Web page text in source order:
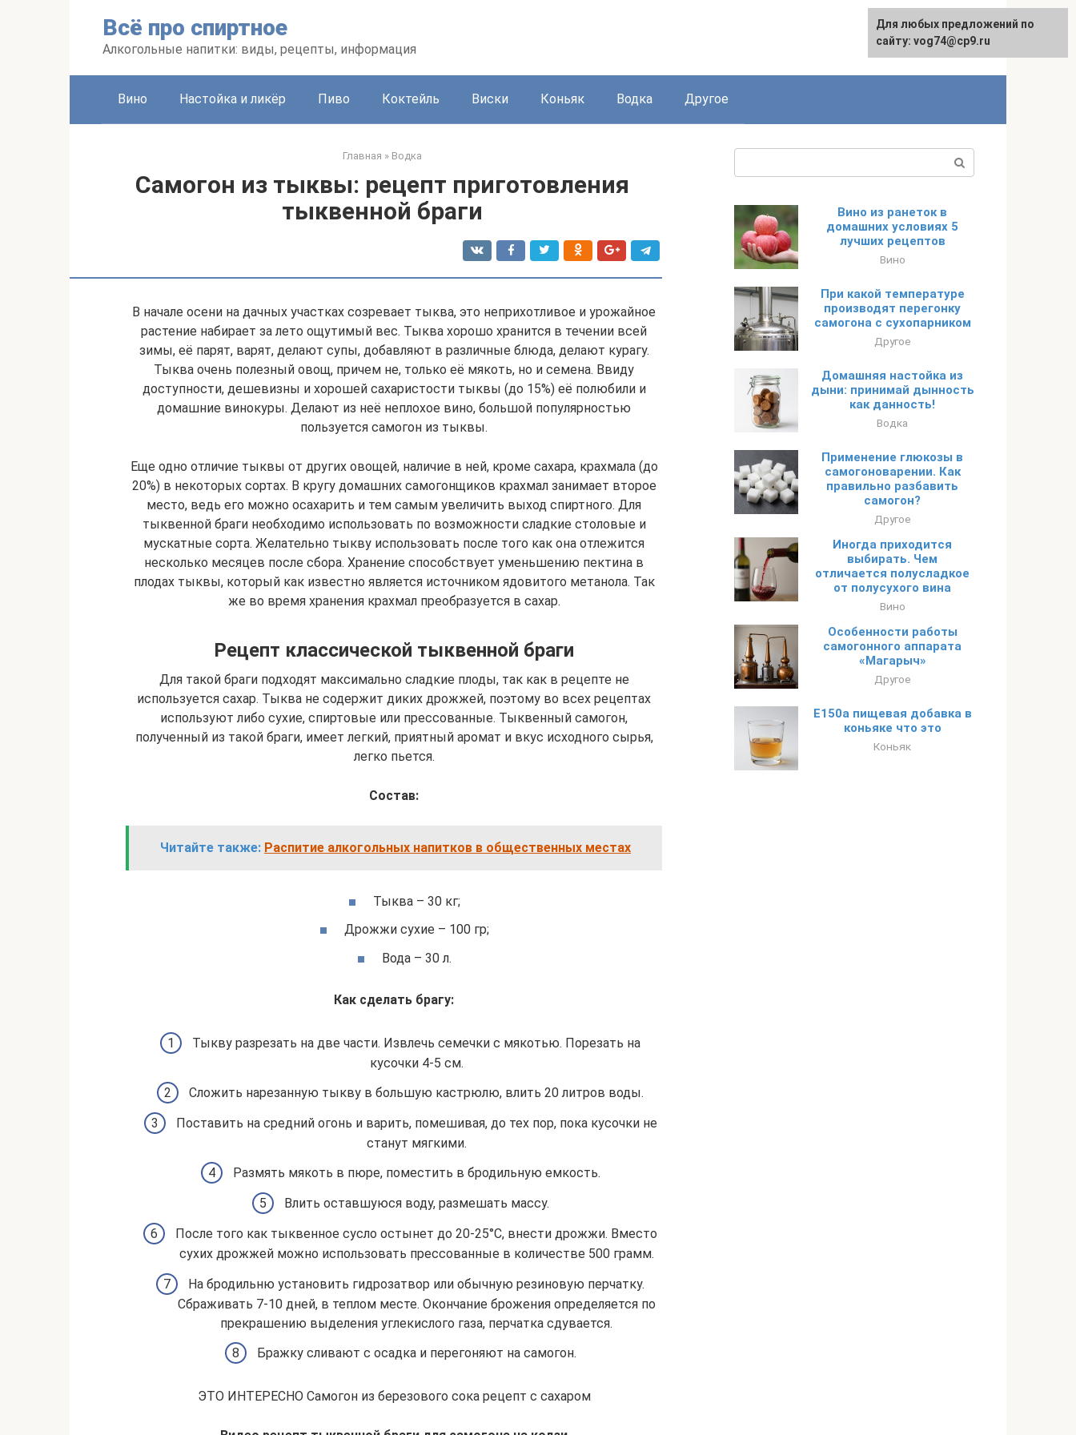
Всё про спиртное
Алкогольные напитки: виды, рецепты, информация
Вино Настойка и ликёр Пиво Коктейль Виски Коньяк Водка Другое
Главная » Водка
Самогон из тыквы: рецепт приготовления
тыквенной браги
В начале осени на дачных участках созревает тыква, это неприхотливое и урожайное
растение набирает за лето ощутимый вес. Тыква хорошо хранится в течении всей
зимы, её парят, варят, делают супы, добавляют в различные блюда, делают курагу.
Тыква очень полезный овощ, причем не, только её мякоть, но и семена. Ввиду
доступности, дешевизны и хорошей сахаристости тыквы (до 15%) её полюбили и
домашние винокуры. Делают из неё неплохое вино, большой популярностью
пользуется самогон из тыквы.
Еще одно отличие тыквы от других овощей, наличие в ней, кроме сахара, крахмала (до
20%) в некоторых сортах. В кругу домашних самогонщиков крахмал занимает второе
место, ведь его можно осахарить и тем самым увеличить выход спиртного. Для
тыквенной браги необходимо использовать по возможности сладкие столовые и
мускатные сорта. Желательно тыкву использовать после того как она отлежится
несколько месяцев после сбора. Хранение способствует уменьшению пектина в
плодах тыквы, который как известно является источником ядовитого метанола. Так
же во время хранения крахмал преобразуется в сахар.
Рецепт классической тыквенной браги
Для такой браги подходят максимально сладкие плоды, так как в рецепте не
используется сахар. Тыква не содержит диких дрожжей, поэтому во всех рецептах
используют либо сухие, спиртовые или прессованные. Тыквенный самогон,
полученный из такой браги, имеет легкий, приятный аромат и вкус исходного сырья,
легко пьется.
Состав:
Читайте также: Распитие алкогольных напитков в общественных местах
Тыква – 30 кг;
Дрожжи сухие – 100 гр;
Вода – 30 л.
Как сделать брагу:
Тыкву разрезать на две части. Извлечь семечки с мякотью. Порезать на
кусочки 4-5 см.
Сложить нарезанную тыкву в большую кастрюлю, влить 20 литров воды.
Поставить на средний огонь и варить, помешивая, до тех пор, пока кусочки не
станут мягкими.
Размять мякоть в пюре, поместить в бродильную емкость.
Влить оставшуюся воду, размешать массу.
После того как тыквенное сусло остынет до 20-25°С, внести дрожжи. Вместо
сухих дрожжей можно использовать прессованные в количестве 500 грамм.
На бродильню установить гидрозатвор или обычную резиновую перчатку.
Сбраживать 7-10 дней, в теплом месте. Окончание брожения определяется по
прекрашению выделения углекислого газа, перчатка сдувается.
Бражку сливают с осадка и перегоняют на самогон.
ЭТО ИНТЕРЕСНО Самогон из березового сока рецепт с сахаром
Вино из ранеток в
домашних условиях 5
лучших рецептов
Вино
При какой температуре
производят перегонку
самогона с сухопарником
Другое
Домашняя настойка из
дыни: принимай дынность
как данность!
Водка
Применение глюкозы в
самогоноварении. Как
правильно разбавить
самогон?
Другое
Иногда приходится
выбирать. Чем
отличается полусладкое
от полусухого вина
Вино
Особенности работы
самогонного аппарата
«Магарыч»
Другое
Е150а пищевая добавка в
коньяке что это
Коньяк
Для любых предложений по
сайту: vog74@cp9.ru